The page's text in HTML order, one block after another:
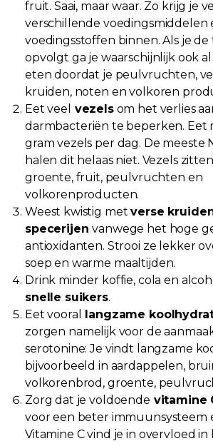
fruit. Saai, maar waar. Zo krijg je
verschillende voedingsmiddelen
voedingsstoffen binnen. Als je
opvolgt ga je waarschijnlijk ook
eten doordat je peulvruchten,
kruiden, noten en volkoren
Eet veel vezelsom het verlies
darmbacteriën te beperken. Eet
gram vezels per dag. De meeste
halen dit helaas niet. Vezels
groente, fruit, peulvruchten en
volkorenproducten.
Weest kwistig metverse
specerijenvanwege het hoge
antioxidanten. Strooi ze lekker
soep en warme maaltijden.
Drink minder koffie, cola en
snelle suikers.
Eet vooral langzame
zorgen namelijk voor de
serotonine: Je vindt langzame
bijvoorbeeld in aardappelen,
volkorenbrod, groente,
Zorg dat je voldoende vitamine
voor een beter immuunsysteem
Vitamine C vind je in overvloed in